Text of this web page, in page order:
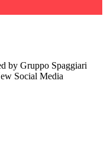
by Gruppo Spaggiari
Social Media